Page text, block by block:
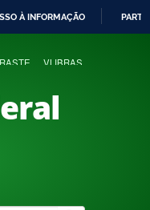
À INFORMAÇÃO
VLIBRAS